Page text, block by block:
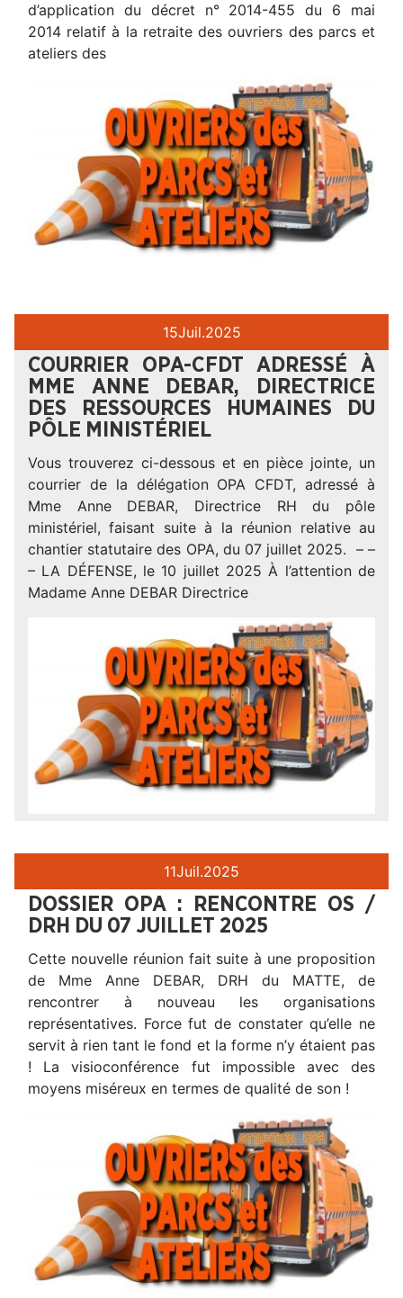
d’application du décret n° 2014-455 du 6 mai
2014 relatif à la retraite des ouvriers des parcs et
ateliers des
15Juil.2025
COURRIER OPA-CFDT ADRESSÉ À
MME ANNE DEBAR, DIRECTRICE
DES RESSOURCES HUMAINES DU
PÔLE MINISTÉRIEL
Vous trouverez ci-dessous et en pièce jointe, un
courrier de la délégation OPA CFDT, adressé à
Mme Anne DEBAR, Directrice RH du pôle
ministériel, faisant suite à la réunion relative au
chantier statutaire des OPA, du 07 juillet 2025. – –
– LA DÉFENSE, le 10 juillet 2025 À l’attention de
Madame Anne DEBAR Directrice
11Juil.2025
DOSSIER OPA : RENCONTRE OS /
DRH DU 07 JUILLET 2025
Cette nouvelle réunion fait suite à une proposition
de Mme Anne DEBAR, DRH du MATTE, de
rencontrer à nouveau les organisations
représentatives. Force fut de constater qu’elle ne
servit à rien tant le fond et la forme n’y étaient pas
! La visioconférence fut impossible avec des
moyens miséreux en termes de qualité de son !